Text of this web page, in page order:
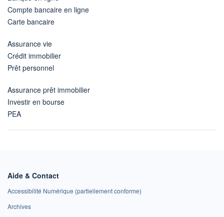
Compte bancaire en ligne
Carte bancaire
Assurance vie
Crédit immobilier
Prêt personnel
Assurance prêt immobilier
Investir en bourse
PEA
Aide & Contact
Accessibilité Numérique (partiellement conforme)
Archives